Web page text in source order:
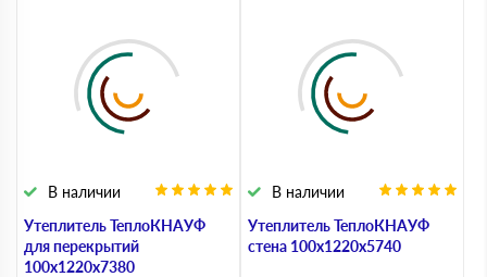
Утеплитель ТеплоКНАУФ
для перекрытий
100х1220х7380
В наличии
Утеплитель ТеплоКНАУФ
стена 100х1220х5740
В наличии